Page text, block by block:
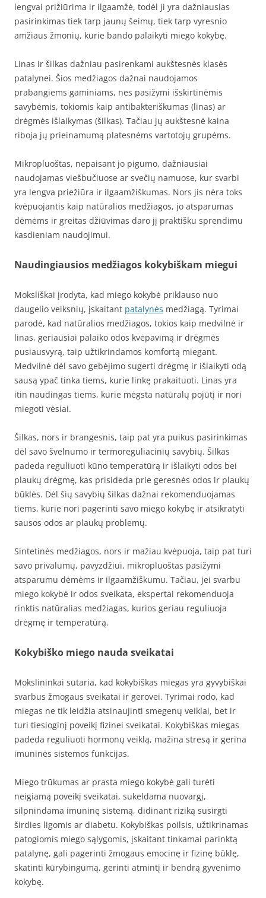
lengvai prižiūrima ir ilgaamžė, todėl ji yra dažniausias
pasirinkimas tiek tarp jaunų šeimų, tiek tarp vyresnio
amžiaus žmonių, kurie bando palaikyti miego kokybę.
Linas ir šilkas dažniau pasirenkami aukštesnės klasės
patalynei. Šios medžiagos dažnai naudojamos
prabangiems gaminiams, nes pasižymi išskirtinėmis
savybėmis, tokiomis kaip antibakteriškumas (linas) ar
drėgmės išlaikymas (šilkas). Tačiau jų aukštesnė kaina
riboja jų prieinamumą platesnėms vartotojų grupėms.
Mikropluoštas, nepaisant jo pigumo, dažniausiai
naudojamas viešbučiuose ar svečių namuose, kur svarbi
yra lengva priežiūra ir ilgaamžiškumas. Nors jis nėra toks
kvėpuojantis kaip natūralios medžiagos, jo atsparumas
dėmėms ir greitas džiūvimas daro jį praktišku sprendimu
kasdieniam naudojimui.
Naudingiausios medžiagos kokybiškam miegui
Moksliškai įrodyta, kad miego kokybė priklauso nuo
daugelio veiksnių, įskaitant patalynės medžiagą. Tyrimai
parodė, kad natūralios medžiagos, tokios kaip medvilnė ir
linas, geriausiai palaiko odos kvėpavimą ir drėgmės
pusiausvyrą, taip užtikrindamos komfortą miegant.
Medvilnė dėl savo gebėjimo sugerti drėgmę ir išlaikyti odą
sausą ypač tinka tiems, kurie linkę prakaituoti. Linas yra
itin naudingas tiems, kurie mėgsta natūralų pojūtį ir nori
miegoti vėsiai.
Šilkas, nors ir brangesnis, taip pat yra puikus pasirinkimas
dėl savo švelnumo ir termoreguliacinių savybių. Šilkas
padeda reguliuoti kūno temperatūrą ir išlaikyti odos bei
plaukų drėgmę, kas prisideda prie geresnės odos ir plaukų
būklės. Dėl šių savybių šilkas dažnai rekomenduojamas
tiems, kurie nori pagerinti savo miego kokybę ir atsikratyti
sausos odos ar plaukų problemų.
Sintetinės medžiagos, nors ir mažiau kvėpuoja, taip pat turi
savo privalumų, pavyzdžiui, mikropluoštas pasižymi
atsparumu dėmėms ir ilgaamžiškumu. Tačiau, jei svarbu
miego kokybė ir odos sveikata, ekspertai rekomenduoja
rinktis natūralias medžiagas, kurios geriau reguliuoja
drėgmę ir temperatūrą.
Kokybiško miego nauda sveikatai
Mokslininkai sutaria, kad kokybiškas miegas yra gyvybiškai
svarbus žmogaus sveikatai ir gerovei. Tyrimai rodo, kad
miegas ne tik leidžia atsinaujinti smegenų veiklai, bet ir
turi tiesioginį poveikį fizinei sveikatai. Kokybiškas miegas
padeda reguliuoti hormonų veiklą, mažina stresą ir gerina
imuninės sistemos funkcijas.
Miego trūkumas ar prasta miego kokybė gali turėti
neigiamą poveikį sveikatai, sukeldama nuovargį,
silpnindama imuninę sistemą, didinant riziką susirgti
širdies ligomis ar diabetu. Kokybiškas poilsis, užtikrinamas
patogiomis miego sąlygomis, įskaitant tinkamai parinktą
patalynę, gali pagerinti žmogaus emocinę ir fizinę būklę,
skatinti kūrybingumą, gerinti atmintį ir bendrą gyvenimo
kokybę.